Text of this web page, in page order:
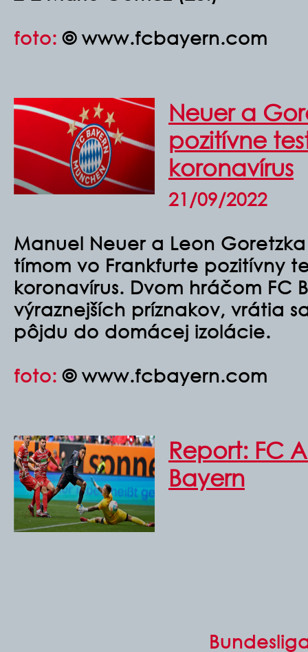
foto: © www.fcbayern.com
Neuer a
pozitívne
koronavírus
21/09/2022
Manuel Neuer a Leon
tímom vo Frankfurte pozitívny
koronavírus. Dvom hráčom FC
výraznejších príznakov, vrátia
pôjdu do domácej izolácie.
foto: © www.fcbayern.com
Report: FC
Bayern